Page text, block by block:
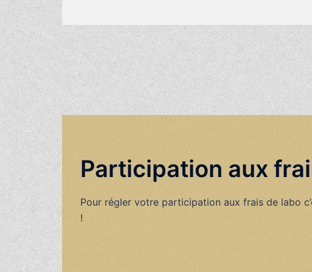
Participation aux
Pour régler votre participation aux frais de labo
!